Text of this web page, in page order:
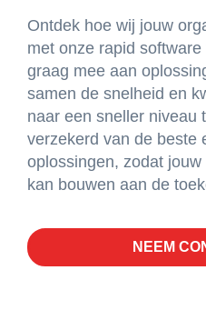
Ontdek hoe wij jouw
met onze rapid
graag mee aan
samen de snelheid en
naar een sneller niveau
verzekerd van de beste
oplossingen, zodat
kan bouwen aan de
NEEM